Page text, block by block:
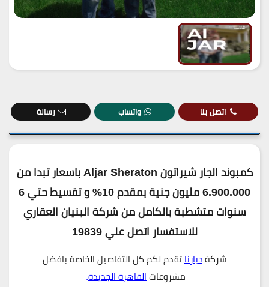
اتصل بنا واتساب رسالة
كمبوند الجار شيراتون Aljar Sheraton باسعار تبدا من
6.900.000 مليون جنية
بمقدم 10% و تقسيط حتي 6
سنوات متشطبة بالكامل من شركة البنيان العقاري
للاستفسار اتصل علي 19839
شركةديارناتقدم لكم كل التفاصيل الخاصة بافضل
مشروعاتالقاهرة الجديدة.